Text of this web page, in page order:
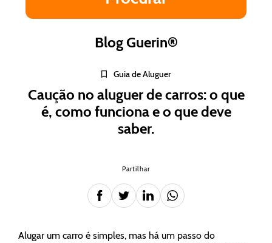
Blog Guerin®
Guia de Aluguer
Caução no aluguer de carros: o que
é, como funciona e o que deve
saber.
Partilhar
Alugar um carro é simples, mas há um passo do